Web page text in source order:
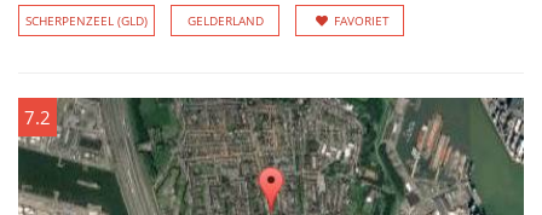
SCHERPENZEEL (GLD) GELDERLAND FAVORIET
7.2